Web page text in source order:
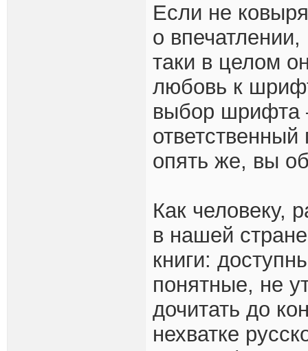
Если не
о впечатлении,
таки в целом
любовь к
выбор шрифта
ответственный
опять же, вы
Как человеку,
в нашей
книги:
понятные, не
дочитать до
нехватке